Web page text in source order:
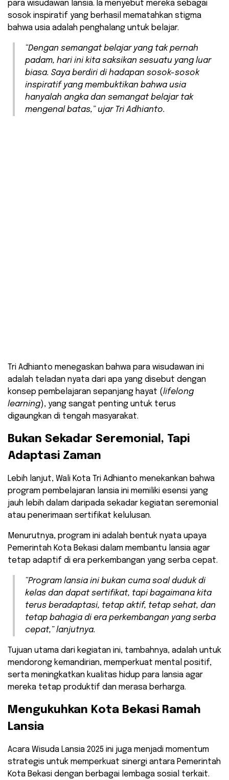
para wisudawan lansia. Ia menyebut mereka sebagai
sosok inspiratif yang berhasil mematahkan stigma
bahwa usia adalah penghalang untuk belajar.
​“Dengan semangat belajar yang tak pernah
padam, hari ini kita saksikan sesuatu yang luar
biasa. Saya berdiri di hadapan sosok-sosok
inspiratif yang membuktikan bahwa usia
hanyalah angka dan semangat belajar tak
mengenal batas,” ujar Tri Adhianto.
​Tri Adhianto menegaskan bahwa para wisudawan ini
adalah teladan nyata dari apa yang disebut dengan
konsep pembelajaran sepanjang hayat (lifelong
learning), yang sangat penting untuk terus
digaungkan di tengah masyarakat.
​Bukan Sekadar Seremonial, Tapi
Adaptasi Zaman
​Lebih lanjut, Wali Kota Tri Adhianto menekankan bahwa
program pembelajaran lansia ini memiliki esensi yang
jauh lebih dalam daripada sekadar kegiatan seremonial
atau penerimaan sertifikat kelulusan.
​Menurutnya, program ini adalah bentuk nyata upaya
Pemerintah Kota Bekasi dalam membantu lansia agar
tetap adaptif di era perkembangan yang serba cepat.
​“Program lansia ini bukan cuma soal duduk di
kelas dan dapat sertifikat, tapi bagaimana kita
terus beradaptasi, tetap aktif, tetap sehat, dan
tetap bahagia di era perkembangan yang serba
cepat,” lanjutnya.
​Tujuan utama dari kegiatan ini, tambahnya, adalah untuk
mendorong kemandirian, memperkuat mental positif,
serta meningkatkan kualitas hidup para lansia agar
mereka tetap produktif dan merasa berharga.
​Mengukuhkan Kota Bekasi Ramah
Lansia
​Acara Wisuda Lansia 2025 ini juga menjadi momentum
strategis untuk memperkuat sinergi antara Pemerintah
Kota Bekasi dengan berbagai lembaga sosial terkait.